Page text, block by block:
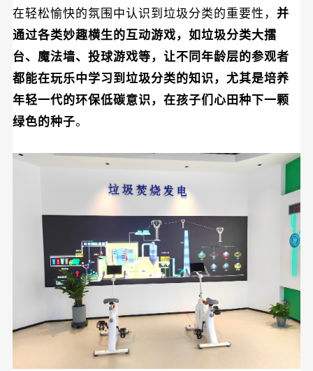
在轻松愉快的氛围中认识到垃圾分类的重要性， 并
通过各类妙趣横生的互动游戏，如垃圾分类大擂
台、魔法墙、投球游戏等，让不同年龄层的参观者
都能在玩乐中学习到垃圾分类的知识， 尤其是培养
年轻一代的环保低碳意识 ，在孩子们心田种下一颗
绿色的种子。